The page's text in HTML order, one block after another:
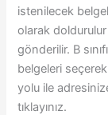
istenilecek
olarak
gönderilir. B
belgeleri
yolu ile
tıklayınız.